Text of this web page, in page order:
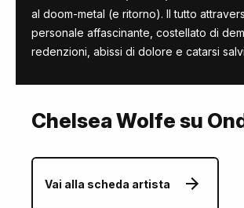
al doom-metal (e ritorno). Il tutto
personale affascinante, costellato di
redenzioni, abissi di dolore e catarsi
Chelsea Wolfe su
Vai alla scheda artista